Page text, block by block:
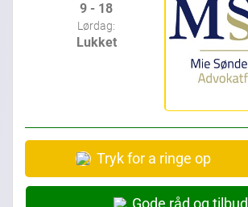
9 - 18
Lørdag:
Lukket
Tryk for a ringe op